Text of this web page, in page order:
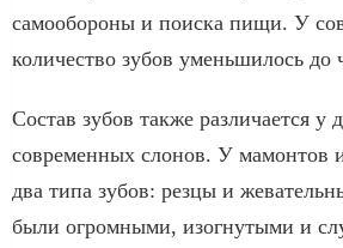
самообороны и поиска пищи. У
количество зубов уменьшилось до
Состав зубов также различается у
современных слонов. У мамонтов
два типа зубов: резцы и
были огромными, изогнутыми и